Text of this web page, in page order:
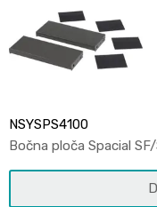
NSYSPS4100
Bočna ploča Spacial